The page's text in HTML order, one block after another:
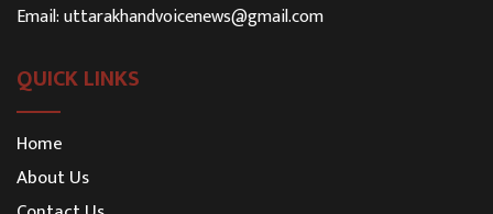
Email:uttarakhandvoicenews@gmail.com
QUICK LINKS
Home
About Us